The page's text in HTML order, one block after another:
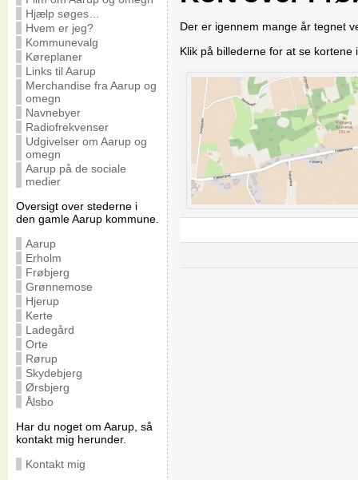
Hjælp søges…
Hvem er jeg?
Kommunevalg
Køreplaner
Links til Aarup
Merchandise fra Aarup og
omegn
Navnebyer
Radiofrekvenser
Udgivelser om Aarup og
omegn
Aarup på de sociale
medier
Oversigt over stederne i
den gamle Aarup kommune.
Aarup
Erholm
Frøbjerg
Grønnemose
Hjerup
Kerte
Ladegård
Orte
Rørup
Skydebjerg
Ørsbjerg
Ålsbo
Har du noget om Aarup, så
kontakt mig herunder.
Kontakt mig
Der er igennem mange år tegnet
Klik på billederne for at se kortene